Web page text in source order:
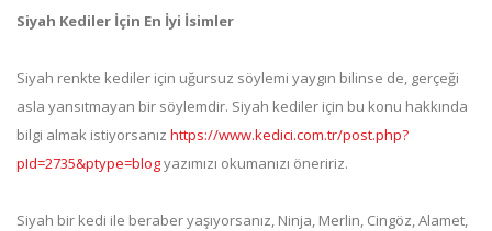
Siyah Kediler İçin En İyi İsimler
Siyah renkte kediler için uğursuz söylemi yaygın bilinse de, gerçeği
asla yansıtmayan bir söylemdir. Siyah kediler için bu konu hakkında
bilgi almak istiyorsanız https://www.kedici.com.tr/post.php?
pId=2735&ptype=blogyazımızı okumanızı öneririz.
Siyah bir kedi ile beraber yaşıyorsanız, Ninja, Merlin, Cingöz, Alamet,